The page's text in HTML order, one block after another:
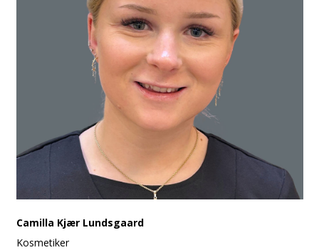
Camilla Kjær Lundsgaard
Kosmetiker